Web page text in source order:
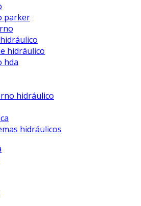
parker
hidráulico
hda
hidráulico
hidráulicos